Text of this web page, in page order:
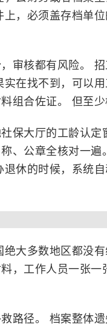
，必须盖存档单
审核都有风险。
在找不到，可以
组合佐证。 但至少
保大厅的工龄认
、公章全核对一
休的时候，系统
大多数地区都没
，工作人员一张
路径。 档案整体